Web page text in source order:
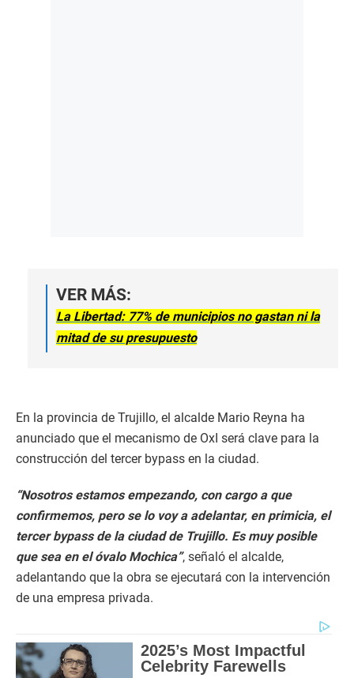
VER MÁS:
La Libertad: 77% de municipios no gastan ni la
mitad de su presupuesto
En la provincia de Trujillo, el alcalde Mario Reyna ha
anunciado que el mecanismo de OxI será clave para la
construcción del tercer bypass en la ciudad.
“Nosotros estamos empezando, con cargo a que
confirmemos, pero se lo voy a adelantar, en primicia, el
tercer bypass de la ciudad de Trujillo. Es muy posible
que sea en el óvalo Mochica”, señaló el alcalde,
adelantando que la obra se ejecutará con la intervención
de una empresa privada.